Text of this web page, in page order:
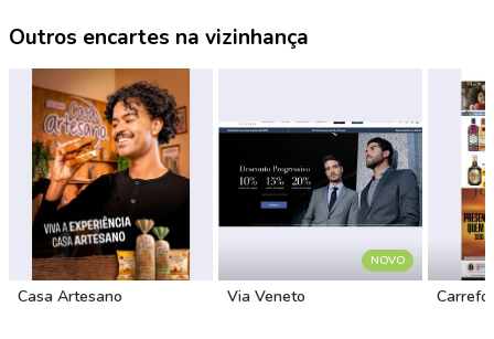
Outros encartes na vizinhança
Casa Artesano
NOVO
Via Veneto